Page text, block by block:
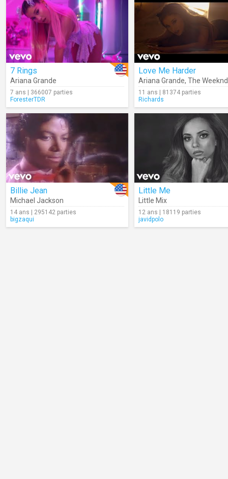
7 Rings
Ariana Grande
7 ans | 366007 parties
ForesterTDR
Love Me Harder
Ariana Grande, The Weeknd
11 ans | 81374 parties
Richards
Billie Jean
Michael Jackson
14 ans | 295142 parties
bigzaqui
Little Me
Little Mix
12 ans | 18119 parties
javidpolo